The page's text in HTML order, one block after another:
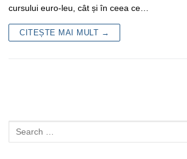
cursului euro-leu, cât și în ceea ce…
CITEȘTE MAI MULT →
Caută
după: